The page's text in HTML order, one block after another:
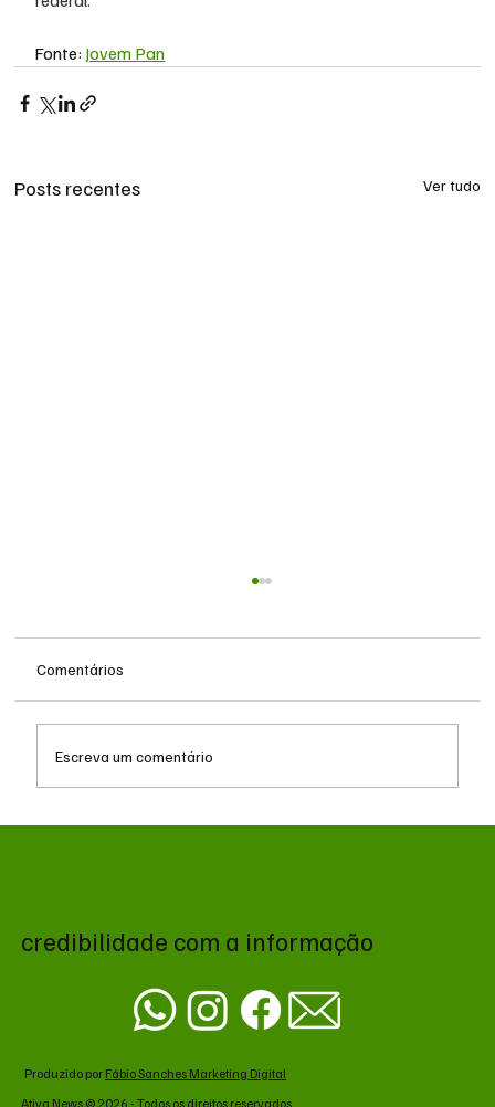
Fonte: Jovem Pan
Posts recentes Ver tudo
Comentários
Escreva um comentário
credibilidade com a informação
Produzido por Fábio Sanches Marketing Digital
Ativa News © 2026 - Todos os direitos reservados